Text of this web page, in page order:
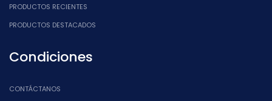
PRODUCTOS RECIENTES
PRODUCTOS DESTACADOS
Condiciones
CONTÁCTANOS